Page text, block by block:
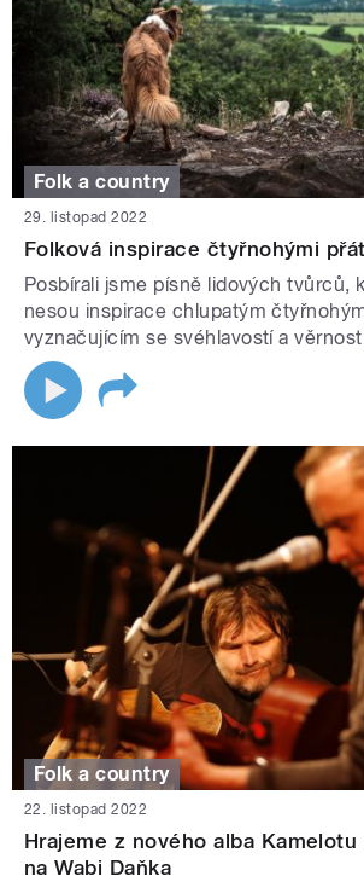
Folk a country
29. listopad 2022
Folková inspirace čtyřnohými
Posbírali jsme písně lidových tvůrců,
nesou inspirace chlupatým
vyznačujícím se svéhlavostí a
Folk a country
22. listopad 2022
Hrajeme z nového alba Kamelotu
na Wabi Daňka